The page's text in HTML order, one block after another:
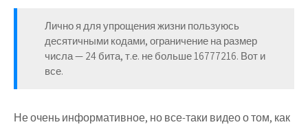
Лично я для упрощения жизни пользуюсь
десятичными кодами, ограничение на размер
числа — 24 бита, т.е. не больше 16777216. Вот и
все.
Не очень информативное, но все-таки видео о том, как